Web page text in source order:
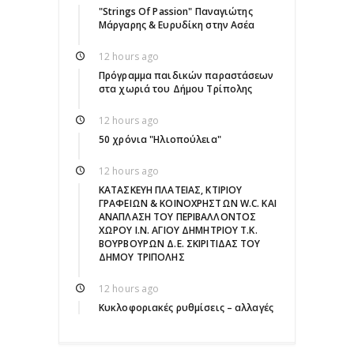
"Strings Of Passion" Παναγιώτης
Μάργαρης & Ευρυδίκη στην Ασέα
12 hours ago
Πρόγραμμα παιδικών παραστάσεων
στα χωριά του Δήμου Τρίπολης
12 hours ago
50 χρόνια "Ηλιοπούλεια"
12 hours ago
ΚΑΤΑΣΚΕΥΗ ΠΛΑΤΕΙΑΣ, ΚΤΙΡΙΟΥ
ΓΡΑΦΕΙΩΝ & ΚΟΙΝΟΧΡΗΣΤΩΝ W.C. ΚΑΙ
ΑΝΑΠΛΑΣΗ ΤΟΥ ΠΕΡΙΒΑΛΛΟΝΤΟΣ
ΧΩΡΟΥ Ι.Ν. ΑΓΙΟΥ ΔΗΜΗΤΡΙΟΥ Τ.Κ.
ΒΟΥΡΒΟΥΡΩΝ Δ.Ε. ΣΚΙΡΙΤΙΔΑΣ ΤΟΥ
ΔΗΜΟΥ ΤΡΙΠΟΛΗΣ
12 hours ago
Κυκλοφοριακές ρυθμίσεις – αλλαγές